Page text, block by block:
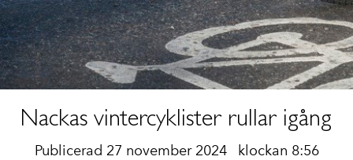
Nackas vintercyklister rullar igång
Publicerad 27 november 2024 klockan 8:56